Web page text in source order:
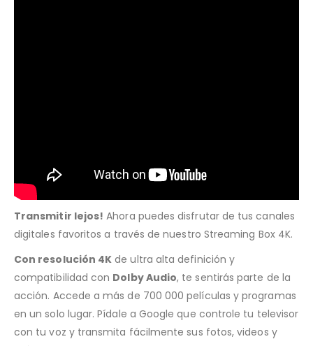
Transmitir lejos! Ahora puedes disfrutar de tus canales
digitales favoritos a través de nuestro Streaming Box 4K.
Con resolución 4K de ultra alta definición y
compatibilidad con Dolby Audio, te sentirás parte de la
acción. Accede a más de 700 000 películas y programas
en un solo lugar. Pídale a Google que controle tu televisor
con tu voz y transmita fácilmente sus fotos, videos y